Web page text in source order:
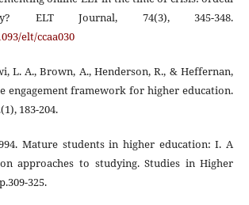
ELT Journal, 74(3), 345-348.
elt/ccaa030
L. A., Brown, A., Henderson, R., & Heffernan,
engagement framework for higher education.
183-204.
Mature students in higher education: I. A
approaches to studying. Studies in Higher
325.